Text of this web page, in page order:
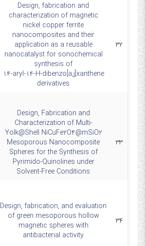
۳۲
Design, fabrication and
characterization of magnetic
nickel copper ferrite
nanocomposites and their
application as a reusable
nanocatalyst for sonochemical
synthesis of
14‑aryl‑14‑H‑dibenzo[a,j]xanthene
derivatives
۳۳
Design, Fabrication and
Characterization of Multi-
Yolk@Shell NiCuFe2O4@mSiO2
Mesoporous Nanocomposite
Spheres for the Synthesis of
Pyrimido-Quinolines under
Solvent-Free Conditions
۳۴
Design, fabrication, and evaluation
of green mesoporous hollow
magnetic spheres with
antibacterial activity